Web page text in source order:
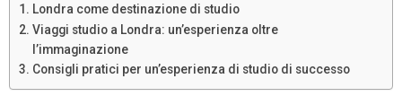
Londra come destinazione di studio
Viaggi studio a Londra: un’esperienza oltre
l’immaginazione
Consigli pratici per un’esperienza di studio di successo